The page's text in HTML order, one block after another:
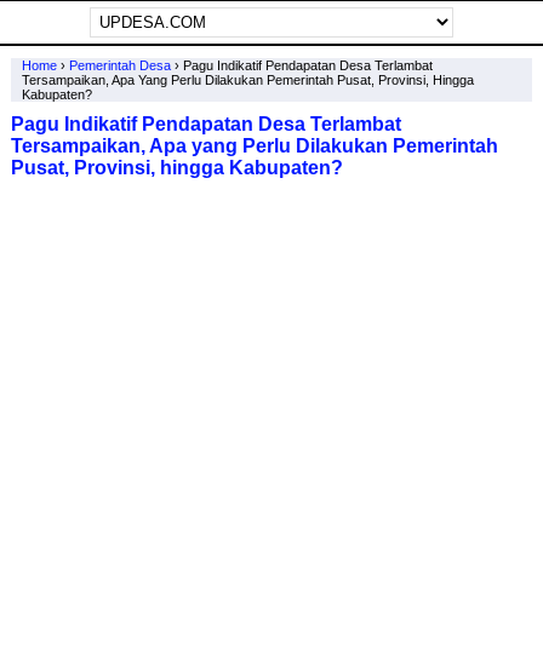
Home› Pemerintah Desa› Pagu Indikatif Pendapatan Desa Terlambat
Tersampaikan, Apa Yang Perlu Dilakukan Pemerintah Pusat, Provinsi, Hingga
Kabupaten?
Pagu Indikatif Pendapatan Desa Terlambat
Tersampaikan, Apa yang Perlu Dilakukan Pemerintah
Pusat, Provinsi, hingga Kabupaten?